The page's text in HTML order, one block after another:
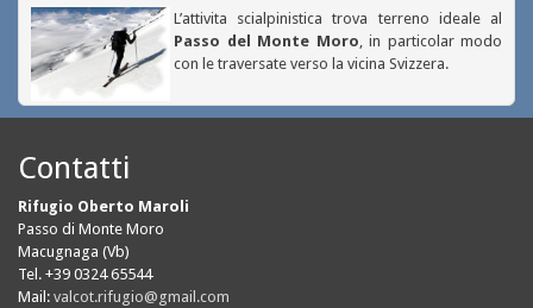
L’attivita scialpinistica trova terreno ideale al
Passo del Monte Moro, in particolar modo
con le traversate verso la vicina Svizzera.
Contatti
Rifugio Oberto Maroli
Passo di Monte Moro
Macugnaga (Vb)
Tel. +39 0324 65544
Mail: valcot.rifugio@gmail.com